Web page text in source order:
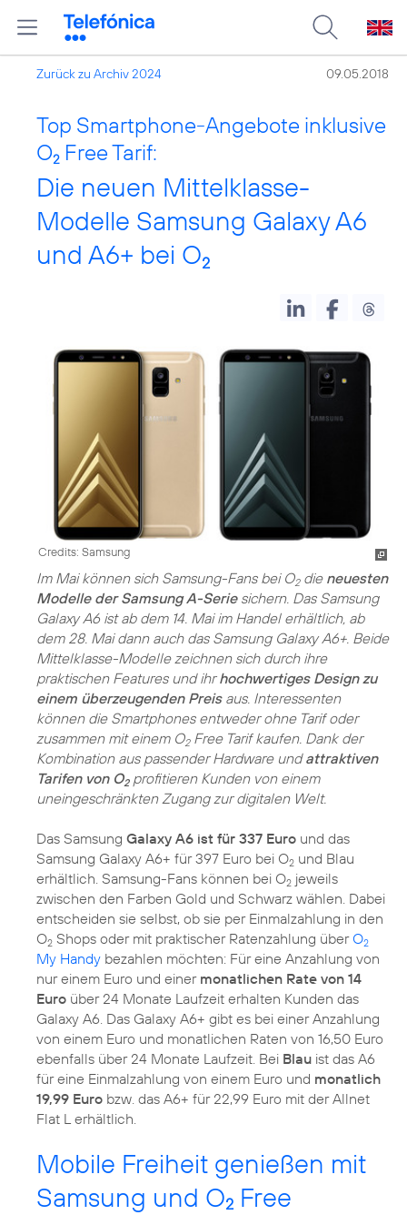
Zurück zu Archiv 2024 09.05.2018
Top Smartphone-Angebote inklusive
O2 Free Tarif:
Die neuen Mittelklasse-
Modelle Samsung Galaxy A6
und A6+ bei O2
Credits: Samsung
Im Mai können sich Samsung-Fans bei O2die neuesten
Modelle der Samsung A-Seriesichern. Das Samsung
Galaxy A6 ist ab dem 14. Mai im Handel erhältlich, ab
dem 28. Mai dann auch das Samsung Galaxy A6+. Beide
Mittelklasse-Modelle zeichnen sich durch ihre
praktischen Features und ihrhochwertiges Design zu
einem überzeugenden Preisaus. Interessenten
können die Smartphones entweder ohne Tarif oder
zusammen mit einem O2Free Tarif kaufen. Dank der
Kombination aus passender Hardware undattraktiven
Tarifen von O2profitieren Kunden von einem
uneingeschränkten Zugang zur digitalen Welt.
Das Samsung Galaxy A6 ist für 337 Euro und das
Samsung Galaxy A6+ für 397 Euro bei O2 und Blau
erhältlich. Samsung-Fans können bei O2 jeweils
zwischen den Farben Gold und Schwarz wählen. Dabei
entscheiden sie selbst, ob sie per Einmalzahlung in den
O2 Shops oder mit praktischer Ratenzahlung überO2
My Handy bezahlen möchten: Für eine Anzahlung von
nur einem Euro und einer monatlichen Rate von 14
Euro über 24 Monate Laufzeit erhalten Kunden das
Galaxy A6. Das Galaxy A6+ gibt es bei einer Anzahlung
von einem Euro und monatlichen Raten von 16,50 Euro
ebenfalls über 24 Monate Laufzeit. Bei Blau ist das A6
für eine Einmalzahlung von einem Euro und monatlich
19,99 Euro bzw. das A6+ für 22,99 Euro mit der Allnet
Flat L erhältlich.
Mobile Freiheit genießen mit
Samsung und O2 Free